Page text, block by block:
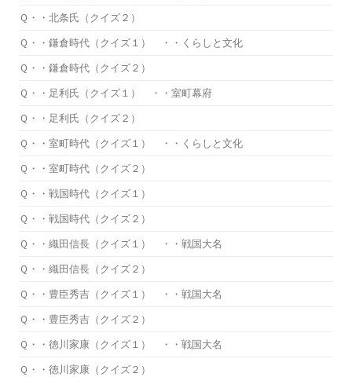
Ｑ・・北条氏（クイズ２）
Ｑ・・鎌倉時代（クイズ１） ・・くらしと文化
Ｑ・・鎌倉時代（クイズ２）
Ｑ・・足利氏（クイズ１） ・・室町幕府
Ｑ・・足利氏（クイズ２）
Ｑ・・室町時代（クイズ１） ・・くらしと文化
Ｑ・・室町時代（クイズ２）
Ｑ・・戦国時代（クイズ１）
Ｑ・・戦国時代（クイズ２）
Ｑ・・織田信長（クイズ１） ・・戦国大名
Ｑ・・織田信長（クイズ２）
Ｑ・・豊臣秀吉（クイズ１） ・・戦国大名
Ｑ・・豊臣秀吉（クイズ２）
Ｑ・・徳川家康（クイズ１） ・・戦国大名
Ｑ・・徳川家康（クイズ２）